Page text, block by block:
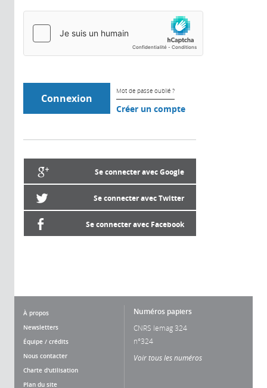
Mot de passe oublié ?
Créer un compte
Se connecter avec Google
Se connecter avec Twitter
Se connecter avec Facebook
À propos
Newsletters
Équipe / crédits
Nous contacter
Charte d'utilisation
Plan du site
Numéros papiers
CNRS lemag 324
n°324
Voir tous les numéros